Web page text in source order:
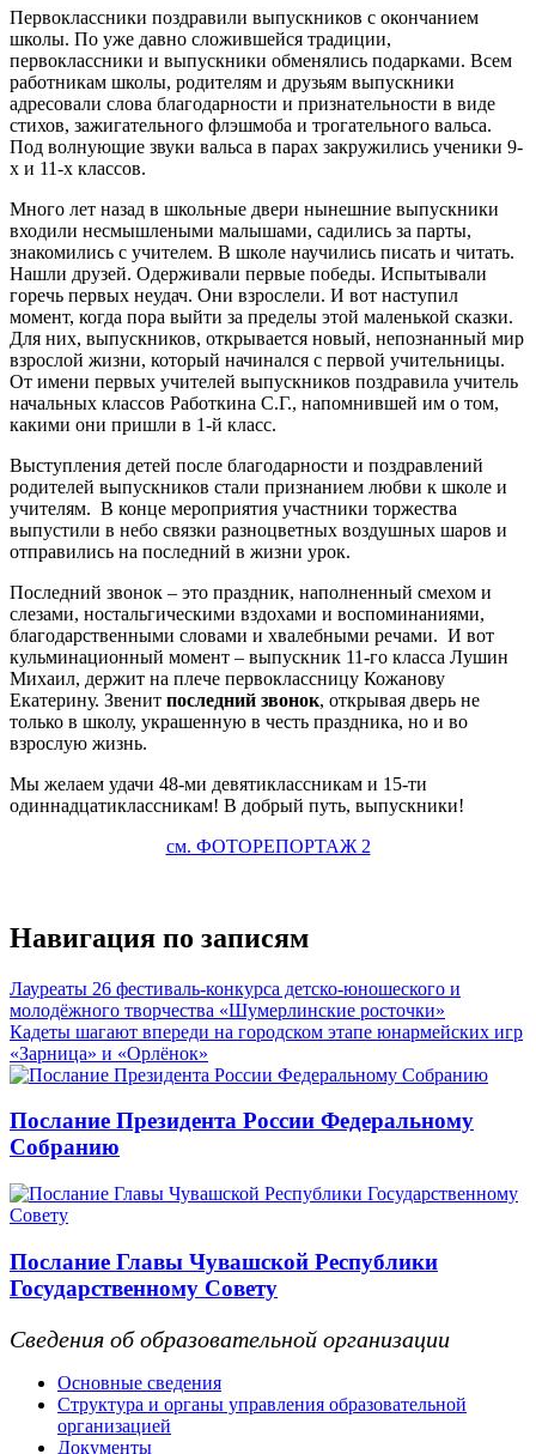
Первоклассники поздравили выпускников с окончанием
школы. По уже давно сложившейся традиции,
первоклассники и выпускники обменялись подарками. Всем
работникам школы, родителям и друзьям выпускники
адресовали слова благодарности и признательности в виде
стихов, зажигательного флэшмоба и трогательного вальса.
Под волнующие звуки вальса в парах закружились ученики 9-
х и 11-х классов.
Много лет назад в школьные двери нынешние выпускники
входили несмышлеными малышами, садились за парты,
знакомились с учителем. В школе научились писать и читать.
Нашли друзей. Одерживали первые победы. Испытывали
горечь первых неудач. Они взрослели. И вот наступил
момент, когда пора выйти за пределы этой маленькой сказки.
Для них, выпускников, открывается новый, непознанный мир
взрослой жизни, который начинался с первой учительницы.
От имени первых учителей выпускников поздравила учитель
начальных классов Работкина С.Г., напомнившей им о том,
какими они пришли в 1-й класс.
Выступления детей после благодарности и поздравлений
родителей выпускников стали признанием любви к школе и
учителям. В конце мероприятия участники торжества
выпустили в небо связки разноцветных воздушных шаров и
отправились на последний в жизни урок.
Последний звонок – это праздник, наполненный смехом и
слезами, ностальгическими вздохами и воспоминаниями,
благодарственными словами и хвалебными речами. И вот
кульминационный момент – выпускник 11-го класса Лушин
Михаил, держит на плече первоклассницу Кожанову
Екатерину. Звенит последний звонок, открывая дверь не
только в школу, украшенную в честь праздника, но и во
взрослую жизнь.
Мы желаем удачи 48-ми девятиклассникам и 15-ти
одиннадцатиклассникам! В добрый путь, выпускники!
см. ФОТОРЕПОРТАЖ 2
Навигация по записям
Лауреаты 26 фестиваль-конкурса детско-юношеского и
молодёжного творчества «Шумерлинские росточки»
Кадеты шагают впереди на городском этапе юнармейских игр
«Зарница» и «Орлёнок»
Послание Президента России Федеральному
Собранию
Послание Главы Чувашской Республики
Государственному Совету
Сведения об образовательной организации
Основные сведения
Структура и органы управления образовательной
организацией
Документы